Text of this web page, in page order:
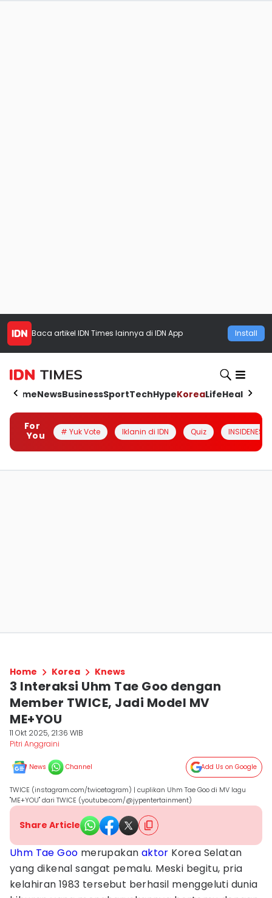
Baca artikel IDN Times lainnya di IDN App Install
HomeNewsBusinessSportTechHypeKoreaLifeHealth
For
You
# Yuk Vote Iklanin di IDN Quiz INSIDENESIA
Home Korea Knews
3 Interaksi Uhm Tae Goo dengan
Member TWICE, Jadi Model MV
ME+YOU
11 Okt 2025, 21:36 WIB
Pitri Anggraini
News Channel Add Us on Google
TWICE (instagram.com/twicetagram) | cuplikan Uhm Tae Goo di MV lagu
"ME+YOU" dari TWICE (youtube.com/@jypentertainment)
Share Article
Uhm Tae Goo merupakan aktor Korea Selatan
yang dikenal sangat pemalu. Meski begitu, pria
kelahiran 1983 tersebut berhasil menggeluti dunia